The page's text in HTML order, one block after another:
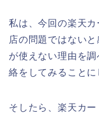
私は、今回の楽天
店の問題ではない
が使えない理由を
絡をしてみることに
そしたら、楽天カ